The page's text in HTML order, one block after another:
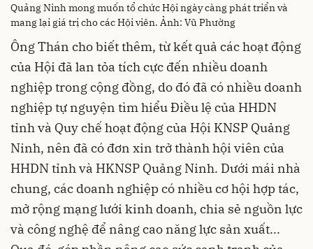
Quảng Ninh mong muốn tổ chức Hội ngày càng phát triển và
mang lại giá trị cho các Hội viên. Ảnh: Vũ Phường
Ông Thán cho biết thêm, từ kết quả các hoạt động
của Hội đã lan tỏa tích cực đến nhiều doanh
nghiệp trong cộng đồng, do đó đã có nhiều doanh
nghiệp tự nguyện tìm hiểu Điều lệ của HHDN
tỉnh và Quy chế hoạt động của Hội KNSP Quảng
Ninh, nên đã có đơn xin trở thành hội viên của
HHDN tỉnh và HKNSP Quảng Ninh. Dưới mái nhà
chung, các doanh nghiệp có nhiều cơ hội hợp tác,
mở rộng mạng lưới kinh doanh, chia sẻ nguồn lực
và công nghệ để nâng cao năng lực sản xuất...